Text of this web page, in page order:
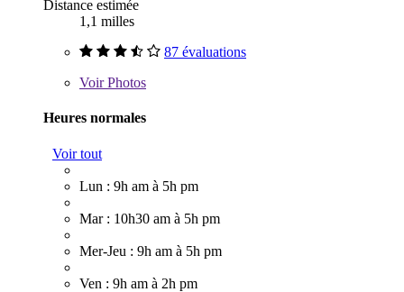
Distance estimée
1,1 milles
87 évaluations
VoirPhotos
Heures normales
Voir tout
Lun : 9h am à 5h pm
Mar : 10h30 am à 5h pm
Mer-Jeu : 9h am à 5h pm
Ven : 9h am à 2h pm